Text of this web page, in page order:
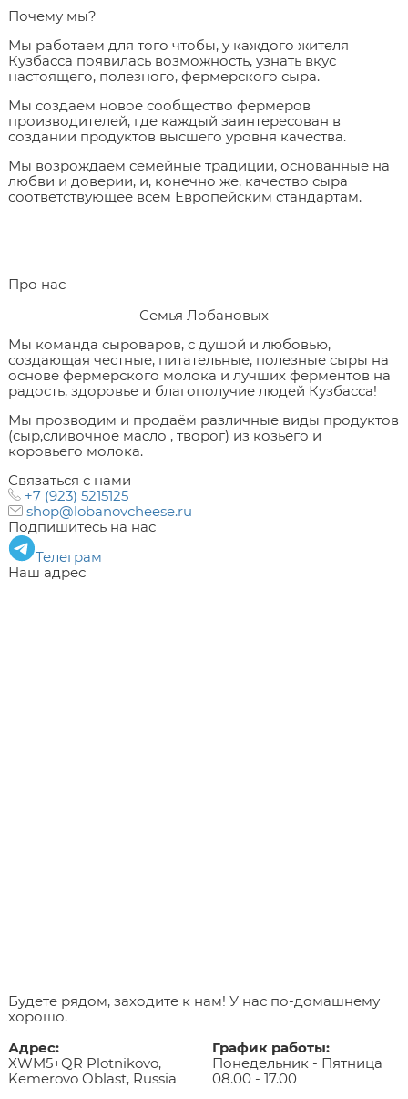
Почему мы?
Мы работаем для того чтобы, у каждого жителя
Кузбасса появилась возможность, узнать вкус
настоящего, полезного, фермерского сыра.
Мы создаем новое сообщество фермеров
производителей, где каждый заинтересован в
создании продуктов высшего уровня качества.
Мы возрождаем семейные традиции, основанные на
любви и доверии, и, конечно же, качество сыра
соответствующее всем Европейским стандартам.
Про нас
Семья Лобановых
Мы команда сыроваров, с душой и любовью,
создающая честные, питательные, полезные сыры на
основе фермерского молока и лучших ферментов на
радость, здоровье и благополучие людей Кузбасса!
Мы прозводим и продаём различные виды продуктов
(сыр,сливочное масло , творог) из козьего и
коровьего молока.
Связаться с нами
+7 (923) 5215125
shop@lobanovcheese.ru
Подпишитесь на нас
Телеграм
Наш адрес
Будете рядом, заходите к нам! У нас по-домашнему
хорошо.
Адрес:
XWM5+QR Plotnikovo,
Kemerovo Oblast, Russia
График работы:
Понедельник - Пятница
08.00 - 17.00